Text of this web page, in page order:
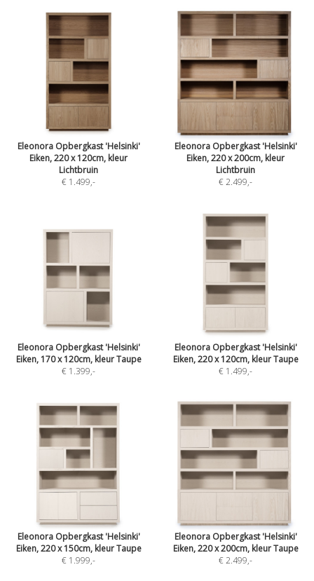
Eleonora Opbergkast 'Helsinki'
Eiken, 220 x 120cm, kleur
Lichtbruin
€ 1.499,-
Eleonora Opbergkast 'Helsinki'
Eiken, 220 x 200cm, kleur
Lichtbruin
€ 2.499,-
Eleonora Opbergkast 'Helsinki'
Eiken, 170 x 120cm, kleur Taupe
€ 1.399,-
Eleonora Opbergkast 'Helsinki'
Eiken, 220 x 120cm, kleur Taupe
€ 1.499,-
Eleonora Opbergkast 'Helsinki'
Eiken, 220 x 150cm, kleur Taupe
€ 1.999,-
Eleonora Opbergkast 'Helsinki'
Eiken, 220 x 200cm, kleur Taupe
€ 2.499,-